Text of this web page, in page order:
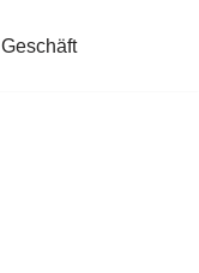
Geschäft